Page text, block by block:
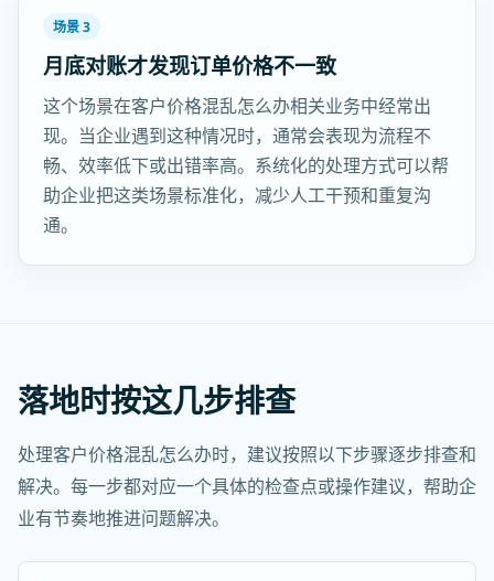
场景 3
月底对账才发现订单价格不一致
这个场景在客户价格混乱怎么办相关业务中经常出
现。当企业遇到这种情况时，通常会表现为流程不
畅、效率低下或出错率高。系统化的处理方式可以帮
助企业把这类场景标准化，减少人工干预和重复沟
通。
落地时按这几步排查
处理客户价格混乱怎么办时，建议按照以下步骤逐步排查和
解决。每一步都对应一个具体的检查点或操作建议，帮助企
业有节奏地推进问题解决。